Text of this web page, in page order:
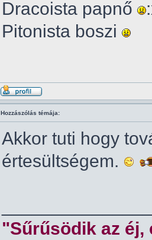
Dracoista papnő
Pitonista boszi
Hozzászólás témája:
Akkor tuti hogy
értesültségem.
"Sűrűsödik az éj,